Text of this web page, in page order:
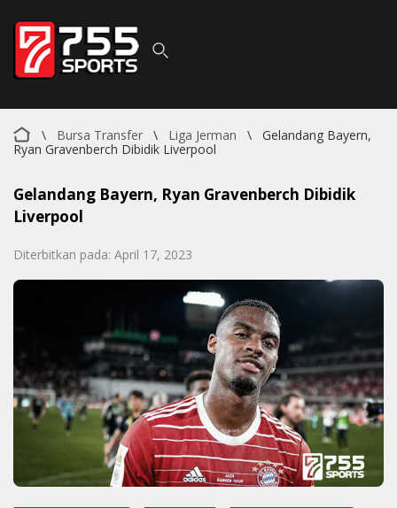
\ Bursa Transfer \ Liga Jerman \
Gelandang Bayern,
Ryan Gravenberch Dibidik Liverpool
Gelandang Bayern, Ryan Gravenberch Dibidik
Liverpool
Diterbitkan pada: April 17, 2023